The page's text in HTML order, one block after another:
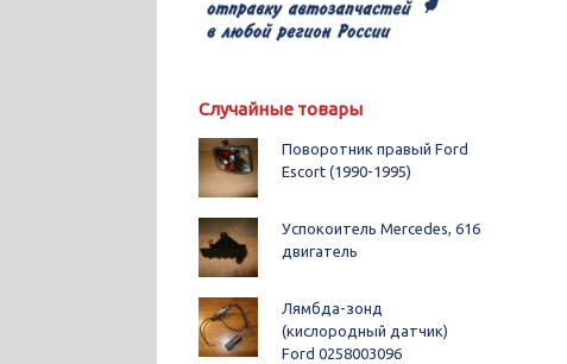
Случайные товары
Поворотник правый Ford
Escort (1990-1995)
Успокоитель Mercedes, 616
двигатель
Лямбда-зонд
(кислородный датчик)
Ford 0258003096